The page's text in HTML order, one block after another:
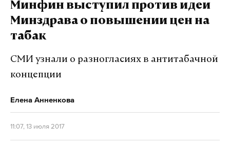
Минфин выступил против идеи
Минздрава о повышении цен на
табак
СМИ узнали о разногласиях в антитабачной
концепции
Елена Анненкова
11:07, 13 июля 2017